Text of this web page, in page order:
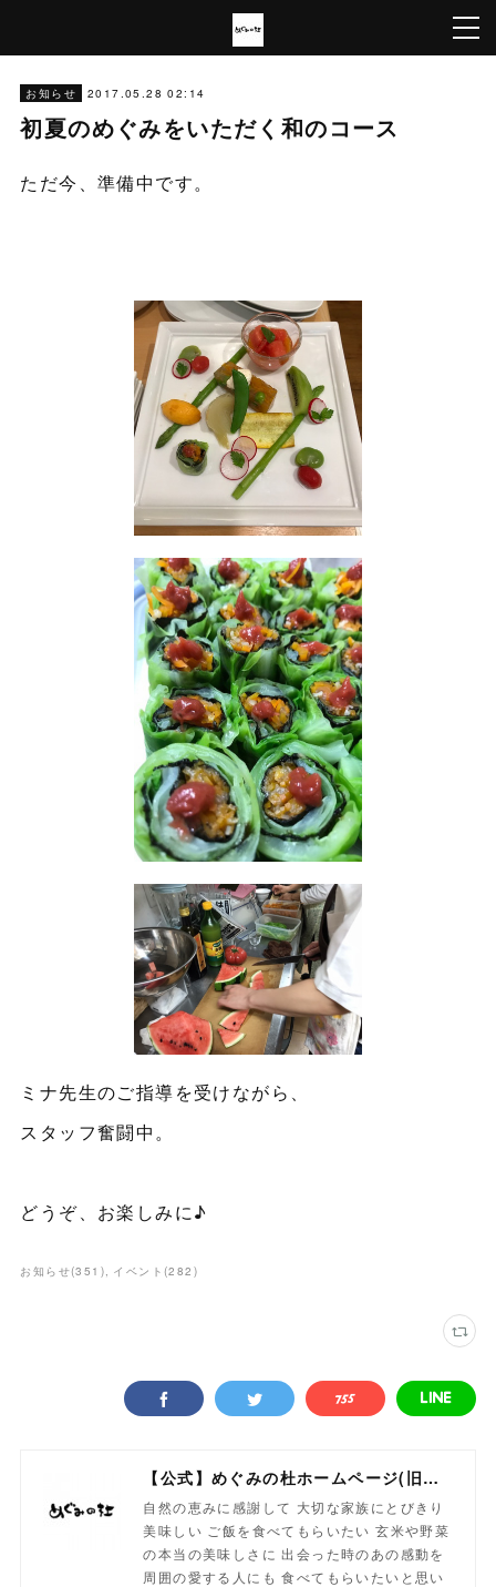
お知らせ 2017.05.28 02:14
初夏のめぐみをいただく和のコース
ただ今、準備中です。
ミナ先生のご指導を受けながら、
スタッフ奮闘中。
どうぞ、お楽しみに♪
お知らせ(351 ) イベント (282 )
【公式】めぐみの杜ホームページ(旧自然食工房）
自然の恵みに感謝して 大切な家族にとびきり
美味しい ご飯を食べてもらいたい 玄米や野菜
の本当の美味しさに 出会った時のあの感動を
周囲の愛する人にも 食べてもらいたいと思い